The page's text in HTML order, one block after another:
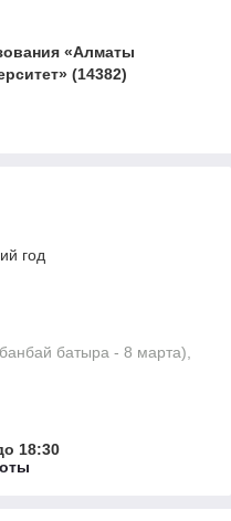
«Алматы
(14382)
год
батыра - 8 марта),
18:30